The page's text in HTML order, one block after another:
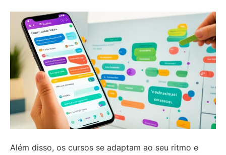
Além disso, os cursos se adaptam ao seu ritmo e